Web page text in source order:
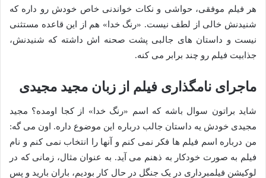
هر فیلم موفقی، حواشی و نکات خواندنی خاص خودش رو داره که
شنیدنش خالی از لطف نیست. «رنگ خدا» هم از این قاعده مستثنی
نیست و داستان های جالبی پشت صحنه اش داشته که شنیدنش،
جذابیت فیلم رو چند برابر می کنه.
ماجرای نامگذاری فیلم از زبان مجید مجیدی
شاید براتون سوال باشه که اسم «رنگ خدا» از کجا اومده؟ مجید
مجیدی خودش یه داستان جالب درباره این موضوع داره. اون می گه:
من درباره اسم فیلم ها فکر نمی کنم و آنها را انتخاب نمی کنم و نام
فیلم به صورت خودکار به ذهنم می آید. به عنوان مثال، زمانی که در
لوکیشن فیلمبرداری در یک جنگل در حال کار بودیم، باران بارید و پس